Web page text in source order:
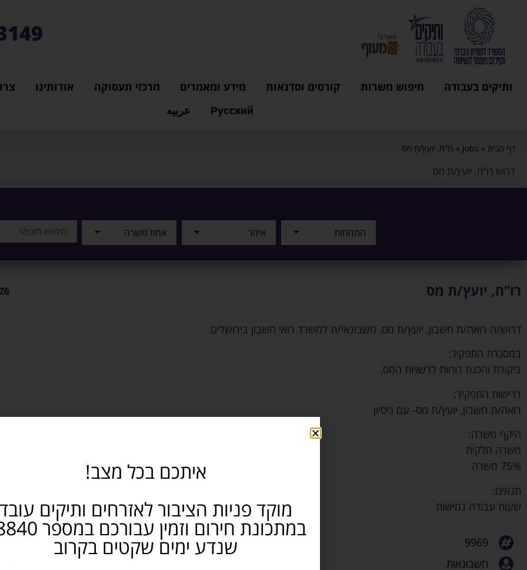
ותיקים בעבודה חיפוש משרות קורסים וסדנאות מידע ומאמרים מרכזי תעסוקה אודותינו
Русский
عربيه
דף הבית »
Jobs
» רו”ח, יועץ/ת מס
דרוש רו”ח, יועץ/ת מס
התמחות איזור אחוז משרה
רו”ח, יועץ/ת מס
דרוש/ה רואה/ת חשבון, יועץ/ת מס, חשבונאי/ת למשרד רואי חשבון בירושלים
במסגרת התפקיד:
ביקורת והכנת דוחות לרשויות המס.
דרישות התפקיד:
רואה/ת חשבון, יועץ/ת מס- עם ניסיון
היקף משרה:
משרה חלקית
75% משרה
תנאים:
שעות עבודה גמישות
9969
חשבונאות
איתכם בכל מצב!
מוקד פניות הציבור לאזרחים ותיקים
שנדע ימים שקטים בקרוב